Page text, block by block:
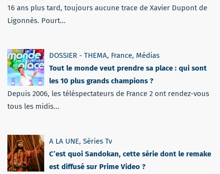
16 ans plus tard, toujours aucune trace de Xavier Dupont de
Ligonnès. Pourt...
DOSSIER - THEMA, France, Médias
Tout le monde veut prendre sa place : qui sont
les 10 plus grands champions ?
Depuis 2006, les téléspectateurs de France 2 ont rendez-vous
tous les midis...
A LA UNE, Séries Tv
C’est quoi Sandokan, cette série dont le remake
est diffusé sur Prime Video ?